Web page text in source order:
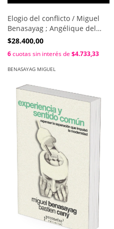
Elogio del conflicto / Miguel
Benasayag ; Angélique del
Rey
$28.400,00
6cuotas sin interés de $4.733,33
BENASAYAG MIGUEL